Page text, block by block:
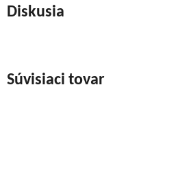
Diskusia
Súvisiaci tovar